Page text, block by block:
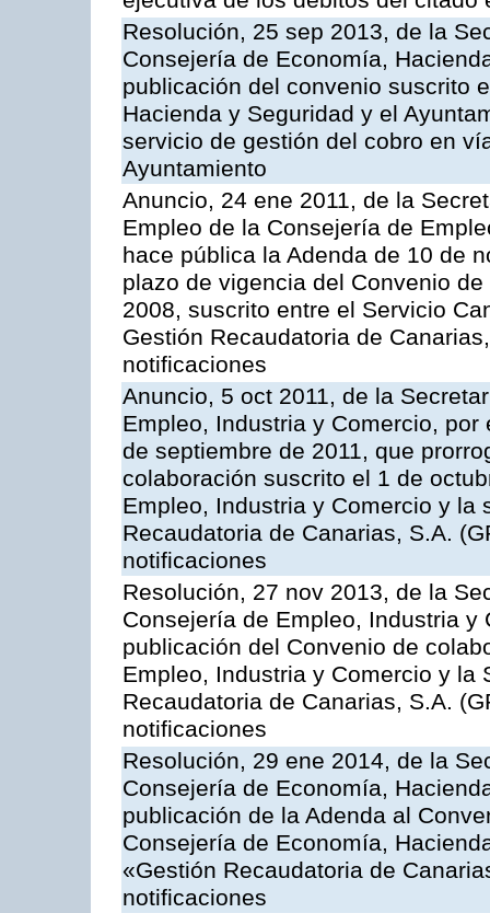
Resolución, 25 sep 2013, de la
Consejería de Economía,
publicación del convenio suscrito
Hacienda y Seguridad y el
servicio de gestión del cobro en
Ayuntamiento
Anuncio, 24 ene 2011, de la
Empleo de la Consejería de
hace pública la Adenda de 10 de
plazo de vigencia del Convenio
2008, suscrito entre el Servicio
Gestión Recaudatoria de
notificaciones
Anuncio, 5 oct 2011, de la
Empleo, Industria y Comercio,
de septiembre de 2011, que
colaboración suscrito el 1 de
Empleo, Industria y Comercio y la
Recaudatoria de Canarias, S.A.
notificaciones
Resolución, 27 nov 2013, de la
Consejería de Empleo, Industria
publicación del Convenio de
Empleo, Industria y Comercio y la
Recaudatoria de Canarias, S.A.
notificaciones
Resolución, 29 ene 2014, de la
Consejería de Economía,
publicación de la Adenda al
Consejería de Economía,
«Gestión Recaudatoria de
notificaciones